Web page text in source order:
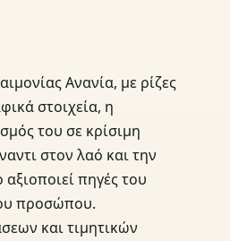
Ανανία, με ρίζες
στοιχεία, η
του σε κρίσιμη
στον λαό και την
πηγές του
προσώπου.
και τιμητικών